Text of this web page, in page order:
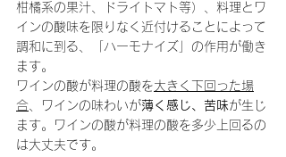
柑橘系の果汁、ドライトマト等）、料理とワ
インの酸味を限りなく近付けることによって
調和に到る、「ハーモナイズ」の作用が働き
ます。
ワインの酸が料理の酸を大きく下回った場
合 、ワインの味わいが薄く感じ、苦味が生じ
ます。ワインの酸が料理の酸を多少上回るの
は大丈夫です。